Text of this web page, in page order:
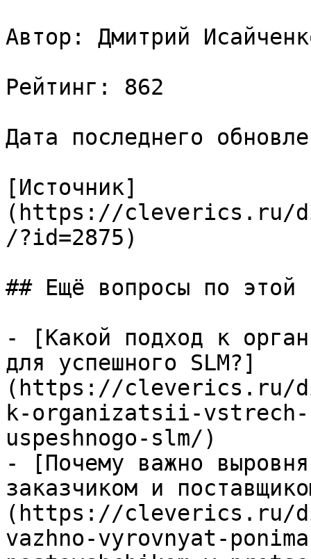
Автор: Дмитрий
Рейтинг: 862
Дата последнего
[Источник]
(https://cleverics.ru/
/?id=2875)
## Ещё вопросы по этой
- [Какой подход к
для успешного SLM?]
(https://cleverics.ru/
k-organizatsii-vstrech-
uspeshnogo-slm/)
- [Почему важно
заказчиком и
(https://cleverics.ru/
vazhno-vyrovnyat-